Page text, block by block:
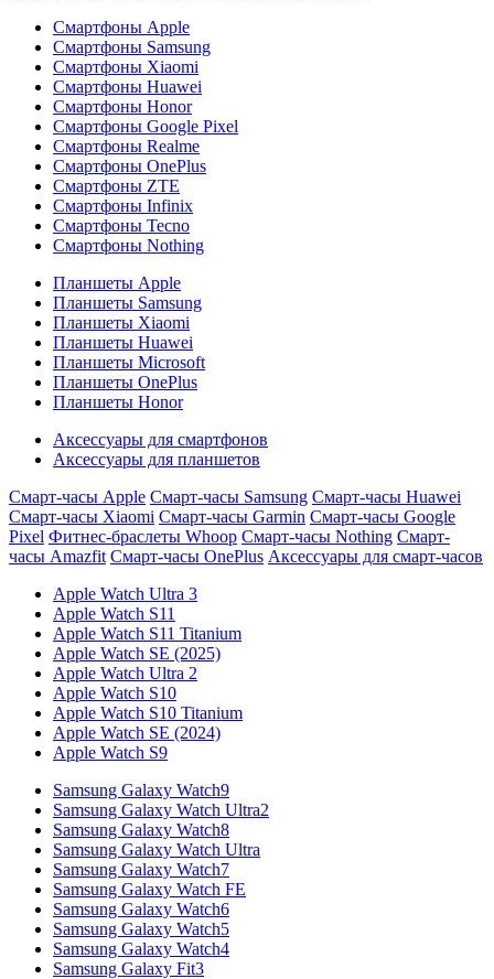
Смартфоны Apple
Смартфоны Samsung
Смартфоны Xiaomi
Смартфоны Huawei
Смартфоны Honor
Смартфоны Google Pixel
Смартфоны Realme
Смартфоны OnePlus
Смартфоны ZTE
Смартфоны Infinix
Смартфоны Tecno
Смартфоны Nothing
Планшеты Apple
Планшеты Samsung
Планшеты Xiaomi
Планшеты Huawei
Планшеты Microsoft
Планшеты OnePlus
Планшеты Honor
Аксессуары для смартфонов
Аксессуары для планшетов
Смарт-часы Apple Смарт-часы Samsung Смарт-часы Huawei
Смарт-часы Xiaomi Смарт-часы Garmin Смарт-часы Google
Pixel Фитнес-браслеты Whoop Смарт-часы Nothing Смарт-
часы Amazfit Смарт-часы OnePlus Аксессуары для смарт-часов
Apple Watch Ultra 3
Apple Watch S11
Apple Watch S11 Titanium
Apple Watch SE (2025)
Apple Watch Ultra 2
Apple Watch S10
Apple Watch S10 Titanium
Apple Watch SE (2024)
Apple Watch S9
Samsung Galaxy Watch9
Samsung Galaxy Watch Ultra2
Samsung Galaxy Watch8
Samsung Galaxy Watch Ultra
Samsung Galaxy Watch7
Samsung Galaxy Watch FE
Samsung Galaxy Watch6
Samsung Galaxy Watch5
Samsung Galaxy Watch4
Samsung Galaxy Fit3